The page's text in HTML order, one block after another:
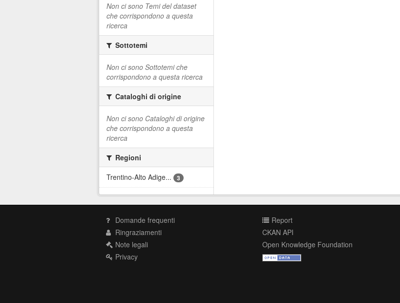
Non ci sono Temi del dataset
che corrispondono a questa
ricerca
Sottotemi
Non ci sono Sottotemi che
corrispondono a questa ricerca
Cataloghi di origine
Non ci sono Cataloghi di origine
che corrispondono a questa
ricerca
Regioni
Trentino-Alto Adige...
3
Domande frequenti
Ringraziamenti
Note legali
Privacy
Report
CKAN API
Open Knowledge Foundation